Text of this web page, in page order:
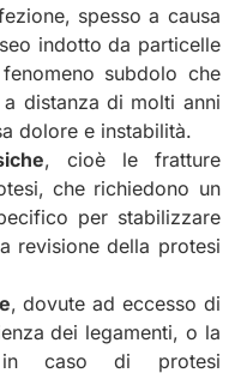
spesso a causa
indotto da particelle
subdolo che
distanza di molti anni
dolore e instabilità.
, cioè le fratture
che richiedono un
per stabilizzare
revisione della protesi
, dovute ad eccesso di
dei legamenti, o la
in caso di protesi